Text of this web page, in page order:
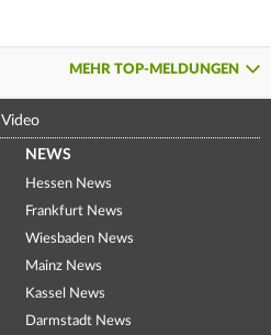
MEHR TOP-MELDUNGEN
Video
NEWS
Hessen News
Frankfurt News
Wiesbaden News
Mainz News
Kassel News
Darmstadt News